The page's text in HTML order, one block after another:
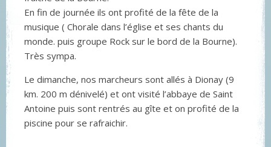
En fin de journée ils ont profité de la fête de la
musique ( Chorale dans l’église et ses chants du
monde. puis groupe Rock sur le bord de la Bourne).
Très sympa.
Le dimanche, nos marcheurs sont allés à Dionay (9
km. 200 m dénivelé) et ont visité l’abbaye de Saint
Antoine puis sont rentrés au gîte et on profité de la
piscine pour se rafraichir.